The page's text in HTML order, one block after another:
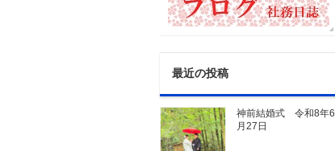
最近の投稿
神前結婚式 令和8年6
月27日